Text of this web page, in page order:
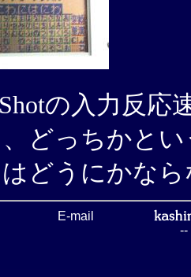
の入力反
、どっちかと
どうにかな
E-mail
--